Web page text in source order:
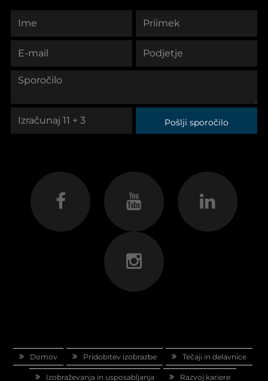
Pošlji sporočilo
Domov Pridobitev izobrazbe Tečaji in delavnice
Izobraževanja in usposabljanja Razvoj kariere